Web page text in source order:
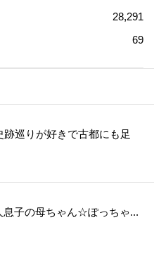
28,291
69
巡りが好きで古都にも足
息子の母ちゃん☆ぽっちゃ...